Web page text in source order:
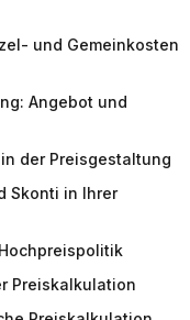
und Gemeinkosten
Angebot und
der Preisgestaltung
Skonti in Ihrer
Preiskalkulation